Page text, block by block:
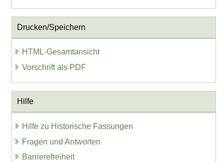
Drucken/Speichern
HTML-Gesamtansicht
Vorschrift als PDF
Hilfe
Hilfe zu Historische Fassungen
Fragen und Antworten
Barrierefreiheit